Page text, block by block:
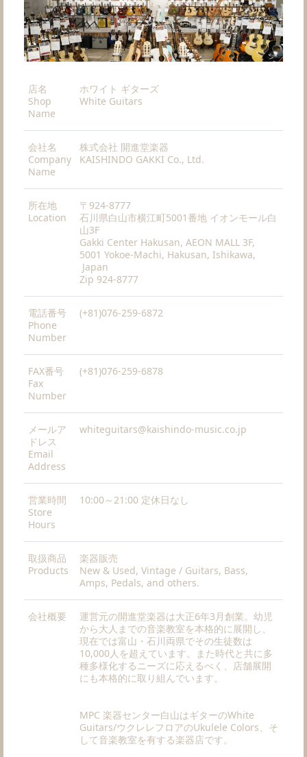
店名
Shop
Name
ホワイト ギターズ
White Guitars
会社名
Company
Name
株式会社 開進堂楽器
KAISHINDO GAKKI Co., Ltd.
所在地
Location
〒924-8777
石川県白山市横江町5001番地 イオンモール白
山3F
Gakki Center Hakusan, AEON MALL 3F,
5001 Yokoe-Machi, Hakusan, Ishikawa,
Japan
Zip 924-8777
電話番号
Phone
Number
(+81)076-259-6872
FAX番号
Fax
Number
(+81)076-259-6878
メールア
ドレス
Email
Address
whiteguitars@kaishindo-music.co.jp
営業時間
Store
Hours
10:00～21:00 定休日なし
取扱商品
Products
楽器販売
New & Used, Vintage / Guitars, Bass,
Amps, Pedals, and others.
会社概要
運営元の開進堂楽器は大正6年3月創業。幼児
から大人までの音楽教室を本格的に展開し、
現在では富山・石川両県でその生徒数は
10,000人を超えています。また時代と共に多
種多様化するニーズに応えるべく、店舗展開
にも本格的に取り組んでいます。
MPC 楽器センター白山はギターのWhite
Guitars/ウクレレフロアのUkulele Colors、そ
して音楽教室を有する楽器店です。